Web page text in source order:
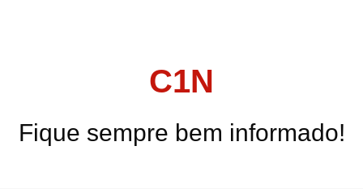
C1N
Fique sempre bem informado!